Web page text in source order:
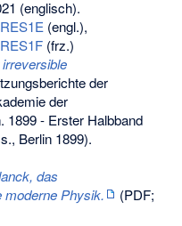
(englisch).
(engl.),
(frz.)
der
der
1899 - Erster Halbband
Berlin 1899).
das
moderne Physik.
(PDF;